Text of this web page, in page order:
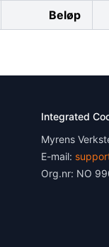
Beløp
Integrated
Myrens
E-mail:
Org.nr: NO